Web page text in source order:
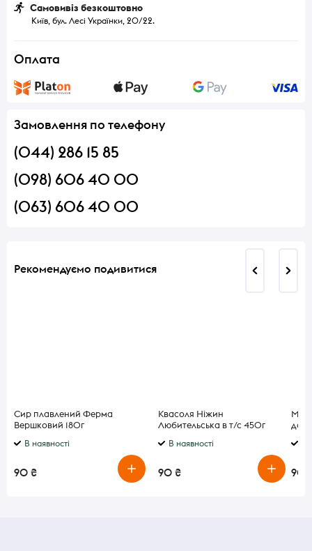
Самовивіз безкоштовно
Київ, бул. Лесі Українки, 20/22.
Оплата
Замовлення по телефону
(044) 286 15 85
(098) 606 40 00
(063) 606 40 00
Рекомендуємо подивитися
Сир плавлений Ферма
Вершковий 180г
В наявності
90 ₴
Квасоля Ніжин
Любительська в т/с 450г
В наявності
90 ₴ 90